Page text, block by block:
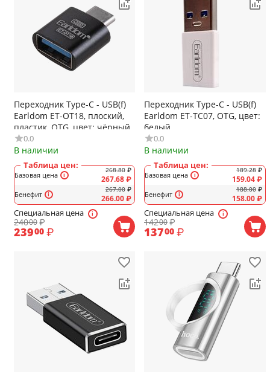
Переходник Type-C - USB(f)
Earldom ET-OT18, плоский,
пластик, OTG, цвет: чёрный
0.0
В наличии
Таблица цен:
Базовая цена
Бенефит
268.80 ₽
267.68₽
267.00 ₽
266.00₽
Специальная цена
24000 ₽
23900 ₽
Переходник Type-C - USB(f)
Earldom ET-TC07, OTG, цвет:
белый
0.0
В наличии
Таблица цен:
Базовая цена
Бенефит
189.28 ₽
159.04₽
188.00 ₽
158.00₽
Специальная цена
14200₽
13700 ₽